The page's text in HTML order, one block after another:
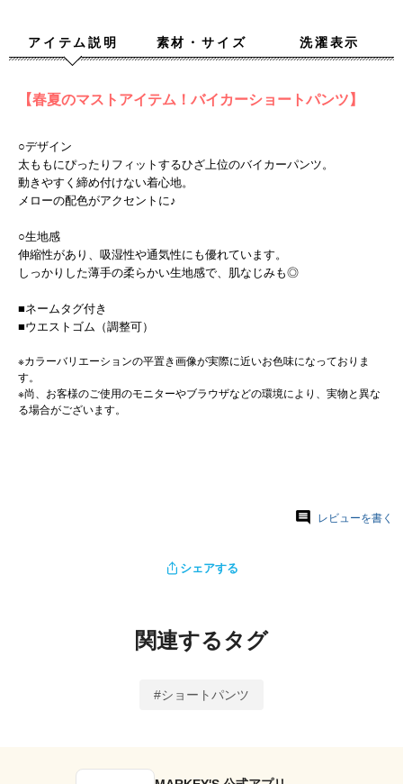
アイテム説明 素材・サイズ 洗濯表示
【春夏のマストアイテム！バイカーショートパンツ】
○デザイン
太ももにぴったりフィットするひざ上位のバイカーパンツ。
動きやすく締め付けない着心地。
メローの配色がアクセントに♪
○生地感
伸縮性があり、吸湿性や通気性にも優れています。
しっかりした薄手の柔らかい生地感で、肌なじみも◎
■ネームタグ付き
■ウエストゴム（調整可）
※カラーバリエーションの平置き画像が実際に近いお色味になっておりま
す。
※尚、お客様のご使用のモニターやブラウザなどの環境により、実物と異な
る場合がございます。
レビューを書く
シェアする
関連するタグ
#ショートパンツ